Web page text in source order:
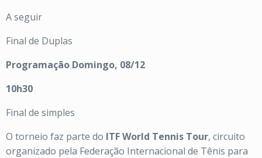
A seguir
Final de Duplas
Programação Domingo, 08/12
10h30
Final de simples
O torneio faz parte do ITF World Tennis Tour, circuito
organizado pela Federação Internacional de Tênis para